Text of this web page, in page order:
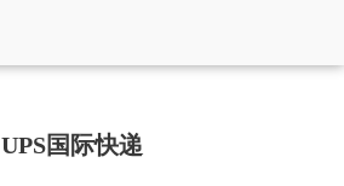
UPS国际快递